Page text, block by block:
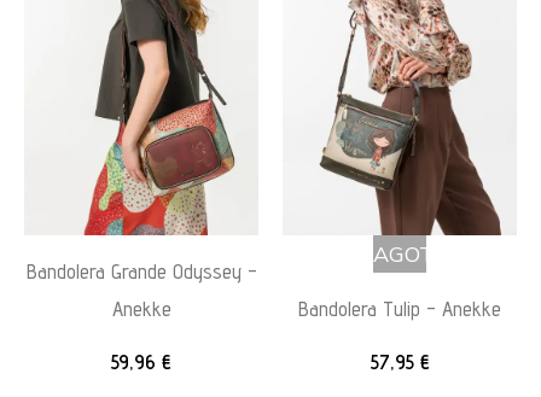
Bandolera Grande Odyssey –
Anekke
59,96 €
AGOTADO
Bandolera Tulip – Anekke
57,95 €